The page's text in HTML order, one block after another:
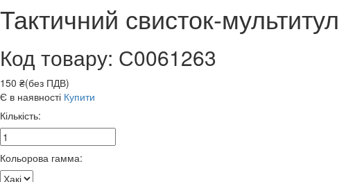
Тактичний свисток-
Код товару: С0061263
150 ₴(без ПДВ)
Є в наявності Купити
Кількість:
Кольорова гамма: